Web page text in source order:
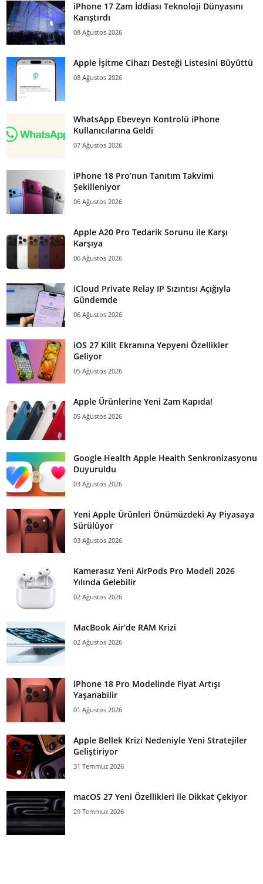
iPhone 17 Zam İddiası Teknoloji Dünyasını
Karıştırdı
08 Ağustos 2026
Apple İşitme Cihazı Desteği Listesini Büyüttü
08 Ağustos 2026
WhatsApp Ebeveyn Kontrolü iPhone
Kullanıcılarına Geldi
07 Ağustos 2026
iPhone 18 Pro’nun Tanıtım Takvimi
Şekilleniyor
06 Ağustos 2026
Apple A20 Pro Tedarik Sorunu ile Karşı
Karşıya
06 Ağustos 2026
iCloud Private Relay IP Sızıntısı Açığıyla
Gündemde
06 Ağustos 2026
iOS 27 Kilit Ekranına Yepyeni Özellikler
Geliyor
05 Ağustos 2026
Apple Ürünlerine Yeni Zam Kapıda!
05 Ağustos 2026
Google Health Apple Health Senkronizasyonu
Duyuruldu
03 Ağustos 2026
Yeni Apple Ürünleri Önümüzdeki Ay Piyasaya
Sürülüyor
03 Ağustos 2026
Kamerasız Yeni AirPods Pro Modeli 2026
Yılında Gelebilir
02 Ağustos 2026
MacBook Air’de RAM Krizi
02 Ağustos 2026
iPhone 18 Pro Modelinde Fiyat Artışı
Yaşanabilir
01 Ağustos 2026
Apple Bellek Krizi Nedeniyle Yeni Stratejiler
Geliştiriyor
31 Temmuz 2026
macOS 27 Yeni Özellikleri ile Dikkat Çekiyor
29 Temmuz 2026